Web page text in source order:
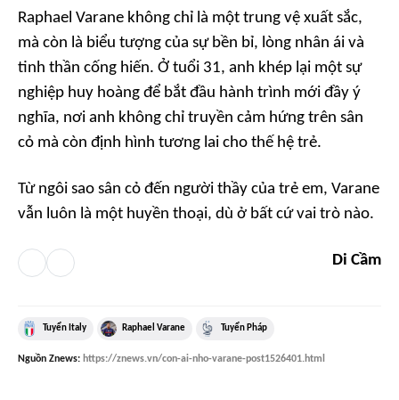
Raphael Varane không chỉ là một trung vệ xuất sắc,
mà còn là biểu tượng của sự bền bỉ, lòng nhân ái và
tinh thần cống hiến. Ở tuổi 31, anh khép lại một sự
nghiệp huy hoàng để bắt đầu hành trình mới đầy ý
nghĩa, nơi anh không chỉ truyền cảm hứng trên sân
cỏ mà còn định hình tương lai cho thế hệ trẻ.
Từ ngôi sao sân cỏ đến người thầy của trẻ em, Varane
vẫn luôn là một huyền thoại, dù ở bất cứ vai trò nào.
Di Cầm
Tuyển Italy Raphael Varane Tuyển Pháp
Nguồn Znews: https://znews.vn/con-ai-nho-varane-post1526401.html